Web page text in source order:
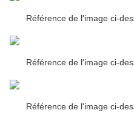
Référence de l'image ci-
Référence de l'image ci-
Référence de l'image ci-